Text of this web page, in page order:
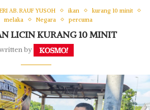
AB. RAUF YUSOH ikan
kurang 10 minit
melaka Negara percuma
LICIN KURANG 10 MINIT
by